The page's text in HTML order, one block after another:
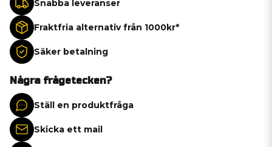
Snabba leveranser
Fraktfria alternativ från 1000kr*
Säker betalning
Några frågetecken?
Ställ en produktfråga
Skicka ett mail